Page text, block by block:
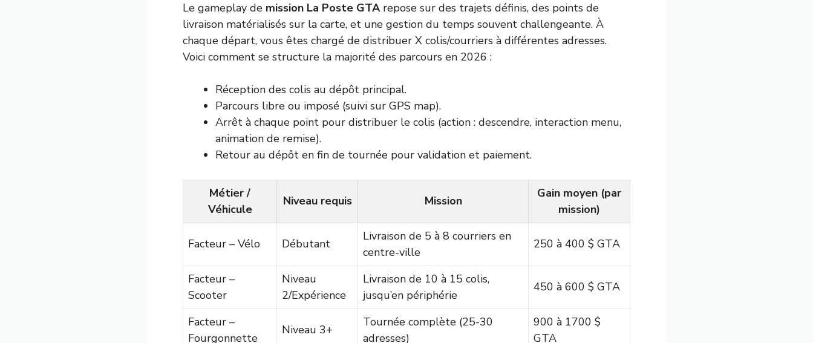
Le gameplay de mission La Poste GTArepose sur des trajets définis, des points de
livraison matérialisés sur la carte, et une gestion du temps souvent challengeante. À
chaque départ, vous êtes chargé de distribuer X colis/courriers à différentes adresses.
Voici comment se structure la majorité des parcours en 2026 :
Réception des colis au dépôt principal.
Parcours libre ou imposé (suivi sur GPS map).
Arrêt à chaque point pour distribuer le colis (action : descendre, interaction menu,
animation de remise).
Retour au dépôt en fin de tournée pour validation et paiement.
Métier /
Véhicule
Niveau requis Mission
Gain moyen (par
mission)
Facteur – Vélo Débutant
Livraison de 5 à 8 courriers en
centre-ville
250 à 400 $ GTA
Facteur –
Scooter
Niveau
2/Expérience
Livraison de 10 à 15 colis,
jusqu’en périphérie
450 à 600 $ GTA
Facteur –
Fourgonnette
Niveau 3+
Tournée complète (25-30
adresses)
900 à 1700 $
GTA